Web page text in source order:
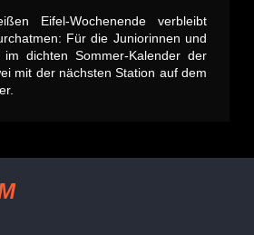
Eifel-Wochenende verbleibt
Für die Juniorinnen und
dichten Sommer-Kalender der
mit der nächsten Station auf dem